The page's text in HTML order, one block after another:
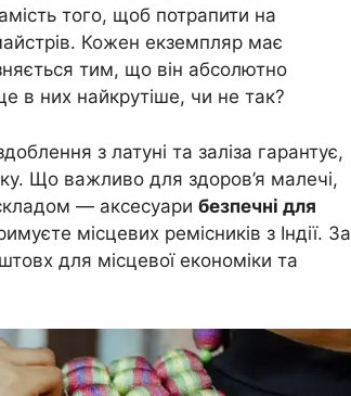
того, щоб потрапити на
Кожен екземпляр має
тим, що він абсолютно
в них найкрутіше, чи не так?
з латуні та заліза гарантує,
Що важливо для здоров’я малечі,
— аксесуари безпечні для
місцевих ремісників з Індії. За
для місцевої економіки та